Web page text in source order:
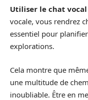
Utiliser le chat vocal
vocale, vous rendrez
essentiel pour
explorations.
Cela montre que
une multitude de
inoubliable. Être en